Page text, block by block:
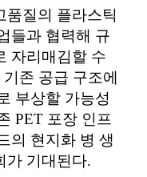
품질의 플라스틱
들과 협력해 규
자리매김할 수
존 공급 구조에
부상할 가능성
PET 포장 인프
의 현지화 병 생
가 기대된다.